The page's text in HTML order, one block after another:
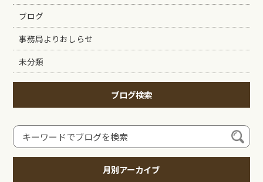
ブログ
事務局よりおしらせ
未分類
ブログ検索
月別アーカイブ